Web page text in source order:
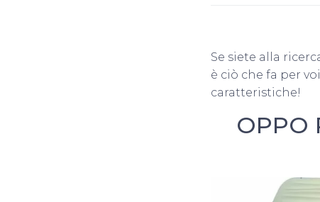
Se siete alla
è ciò che fa per
caratteristiche!
OPPO